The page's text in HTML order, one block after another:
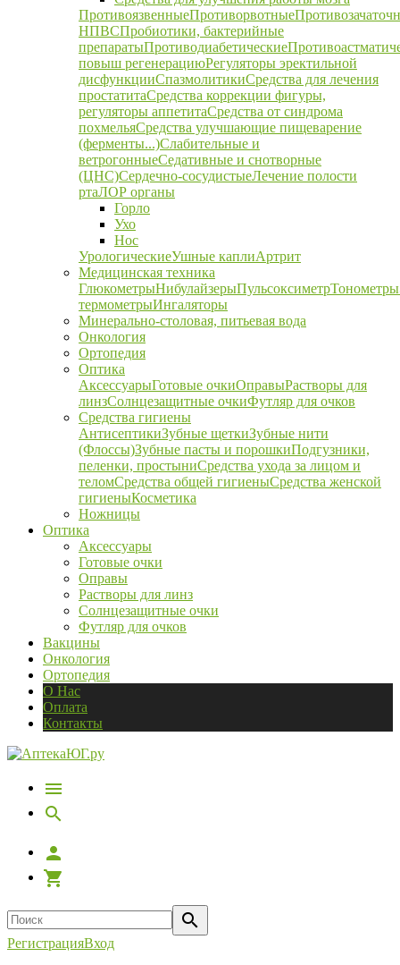
ПротивоязвенныеПротиворвотные
НПВСПробиотики, бактерийные
препаратыПротиводиабетические
повыш регенерациюРегуляторы эректильной
дисфункцииСпазмолитикиСредства для лечения
простатитаСредства коррекции фигуры,
регуляторы аппетитаСредства от синдрома
похмельяСредства улучшающие пищеварение
(ферменты...)Слабительные и
ветрогонныеСедативные и снотворные
(ЦНС)Сердечно-сосудистыеЛечение полости
ртаЛОР органы
Горло
Ухо
Нос
УрологическиеУшные каплиАртрит
Медицинская техника
ГлюкометрыНибулайзерыПульсоксиметрТонометры
термометрыИнгаляторы
Минерально-столовая, питьевая вода
Онкология
Ортопедия
Оптика
АксессуарыГотовые очкиОправыРастворы для
линзСолнцезащитные очкиФутляр для очков
Средства гигиены
АнтисептикиЗубные щеткиЗубные нити
(Флоссы)Зубные пасты и порошкиПодгузники,
пеленки, простыниСредства ухода за лицом и
теломСредства общей гигиеныСредства женской
гигиеныКосметика
Ножницы
Оптика
Аксессуары
Готовые очки
Оправы
Растворы для линз
Солнцезащитные очки
Футляр для очков
Вакцины
Онкология
Ортопедия
О Нас
Оплата
Контакты
РегистрацияВход